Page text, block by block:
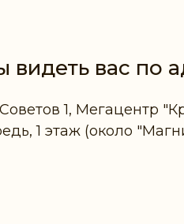
видеть вас по
1, Мегацентр
1 этаж (около